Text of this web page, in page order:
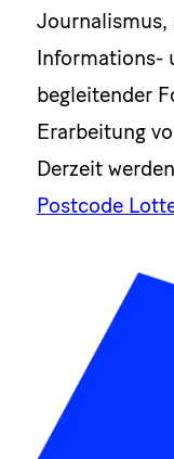
Journalismus,
Informations-
begleitender
Erarbeitung
Derzeit
Postcode